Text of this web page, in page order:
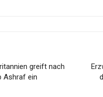
greift nach
Ashraf ein